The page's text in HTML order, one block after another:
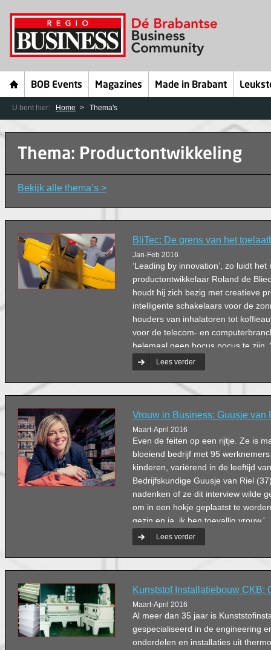
BOB Events Magazines Made in Brabant
U bent hier: Home Thema's
Thema: Productontwikkeling
Bekijk alle thema’s >
BliTec: De grens van het
Jan-Feb 2016
‘Leading by innovation’, zo luidt het
productontwikkelaar Roland de
houdt hij zich bezig met creatieve
intelligente schakelaars voor de
houders van inhalatoren tot
voor de telecom- en
helemaal geen hocus pocus te zijn.
vaak juist door producten of
Lees verder
Vrouw in Business: Guusje van
Maart-April 2016
Even de feiten op een rijtje. Ze is
bloeiend bedrijf met 95
kinderen, variërend in de leeftijd
Bedrijfskundige Guusje van Riel
nadenken of ze dit interview wilde
om in een hokje geplaatst te
gezin en ja, ik ben toevallig vrouw.'
Lees verder
Kunststof Installatiebouw CKB:
Maart-April 2016
Al meer dan 35 jaar is
gespecialiseerd in de engineering
onderdelen en installaties uit